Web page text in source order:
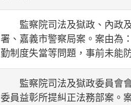
監察院司法及獄政、內政及
署、嘉義市警察局案。案由為
勤制度失當等問題，事前未能
監察院司法及獄政委員會會
委員益彰所提糾正法務部案。